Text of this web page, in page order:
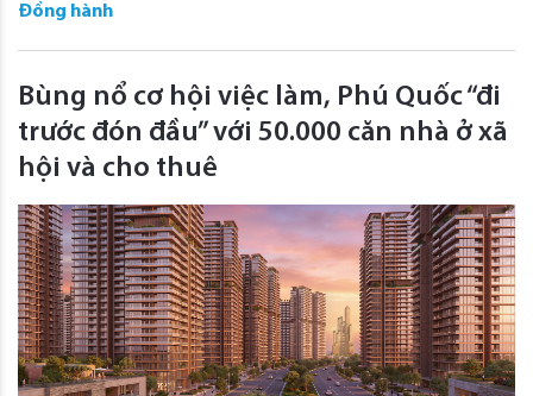
Đồng hành
Bùng nổ cơ hội việc làm, Phú Quốc “đi
trước đón đầu” với 50.000 căn nhà ở xã
hội và cho thuê